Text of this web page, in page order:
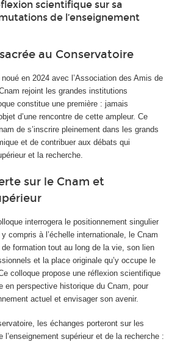
scientifique sur sa
de l’enseignement
au Conservatoire
en 2024 avec l’Association des Amis de
rejoint les grandes institutions
constitue une première : jamais
d’une rencontre de cette ampleur. Ce
de s’inscrire pleinement dans les grands
et de contribuer aux débats qui
et la recherche.
sur le Cnam et
interrogera le positionnement singulier
compris à l’échelle internationale, le Cnam
formation tout au long de la vie, son lien
et la place originale qu’y occupe le
colloque propose une réflexion scientifique
en perspective historique du Cnam, pour
actuel et envisager son avenir.
les échanges porteront sur les
l’enseignement supérieur et de la recherche :